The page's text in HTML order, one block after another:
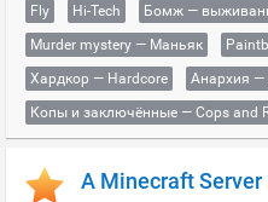
Fly
Hi-Tech
Бомж —
Murder mystery — Маньяк
Хардкор — Hardcore
Анархия —
Копы и заключённые — Cops and
A Minecraft Server